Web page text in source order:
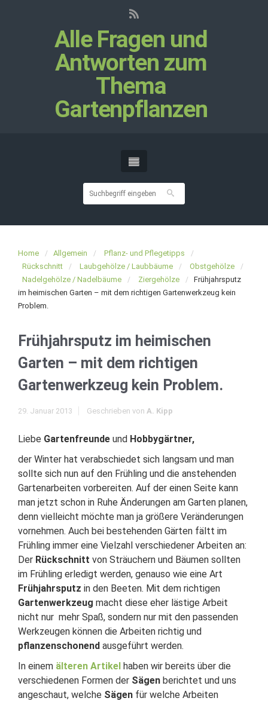
Alle Fragen und
Antworten zum
Thema
Gartenpflanzen
Home Allgemein
Pflanz- und Pflegetipps
Rückschnitt
Laubgehölze / Laubbäume
Obstgehölze
Nadelgehölze / Nadelbäume
Ziergehölze
Frühjahrsputz
im heimischen Garten – mit dem richtigen Gartenwerkzeug kein
Problem.
Frühjahrsputz im heimischen
Garten – mit dem richtigen
Gartenwerkzeug kein Problem.
29. Januar 2013 Geschrieben von A. Kipp
Liebe Gartenfreunde und Hobbygärtner,
der Winter hat verabschiedet sich langsam und man
sollte sich nun auf den Frühling und die anstehenden
Gartenarbeiten vorbereiten. Auf der einen Seite kann
man jetzt schon in Ruhe Änderungen am Garten planen,
denn vielleicht möchte man ja größere Veränderungen
vornehmen. Auch bei bestehenden Gärten fältt im
Frühling immer eine Vielzahl verschiedener Arbeiten an:
Der Rückschnitt von Sträuchern und Bäumen sollten
im Frühling erledigt werden, genauso wie eine Art
Frühjahrsputz in den Beeten. Mit dem richtigen
Gartenwerkzeug macht diese eher lästige Arbeit
nicht nur mehr Spaß, sondern nur mit den passenden
Werkzeugen können die Arbeiten richtig und
pflanzenschonend ausgeführt werden.
In einem älteren Artikel haben wir bereits über die
verschiedenen Formen der Sägen berichtet und uns
angeschaut, welche Sägen für welche Arbeiten